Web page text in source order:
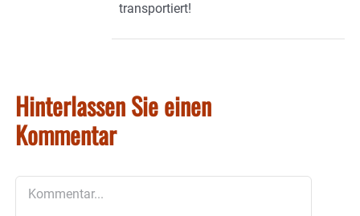
transportiert!
Hinterlassen Sie einen
Kommentar